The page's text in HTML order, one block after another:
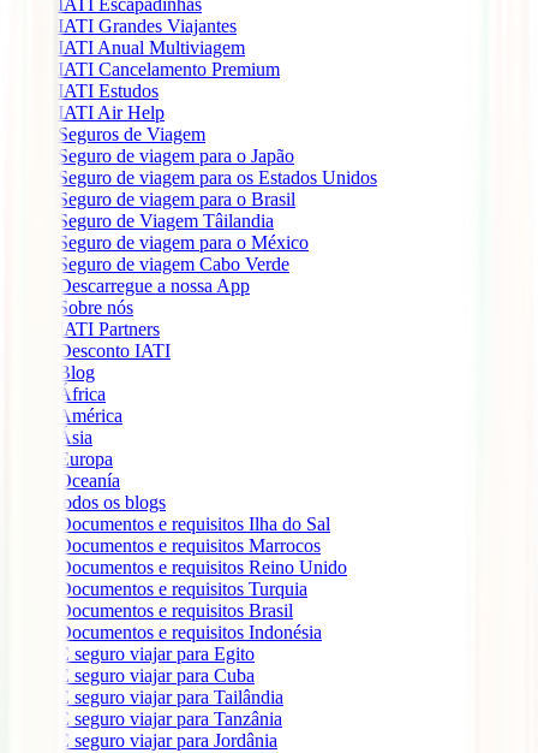
IATI Grandes Viajantes
IATI Anual Multiviagem
IATI Cancelamento Premium
IATI Estudos
IATI Air Help
Seguros de Viagem
Seguro de viagem para o Japão
Seguro de viagem para os Estados Unidos
Seguro de viagem para o Brasil
Seguro de Viagem Tâilandia
Seguro de viagem para o México
Seguro de viagem Cabo Verde
Descarregue a nossa App
Sobre nós
IATI Partners
Desconto IATI
Blog
África
América
Ásia
Europa
Oceanía
todos os blogs
Documentos e requisitos Ilha do Sal
Documentos e requisitos Marrocos
Documentos e requisitos Reino Unido
Documentos e requisitos Turquia
Documentos e requisitos Brasil
Documentos e requisitos Indonésia
É seguro viajar para Egito
É seguro viajar para Cuba
É seguro viajar para Tailândia
É seguro viajar para Tanzânia
É seguro viajar para Jordânia